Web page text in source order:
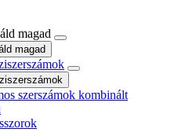
magad
magad
szerszámok kombinált